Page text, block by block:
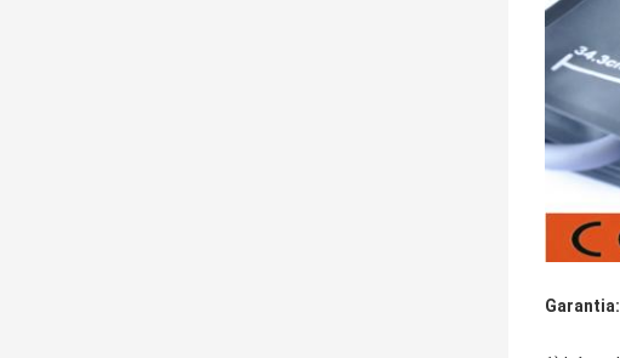
Garantia: